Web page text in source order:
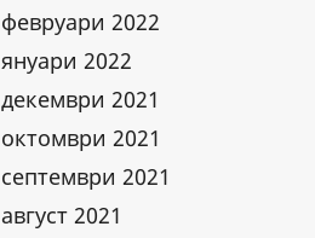
февруари 2022
януари 2022
декември 2021
октомври 2021
септември 2021
август 2021